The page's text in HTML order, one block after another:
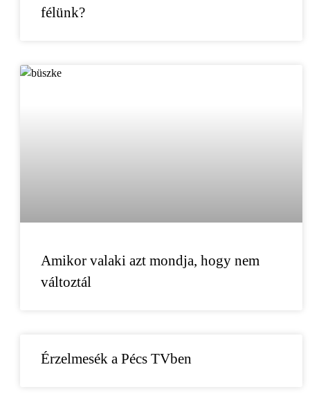
félünk?
Amikor valaki azt mondja, hogy nem
változtál
Érzelmesék a Pécs TVben